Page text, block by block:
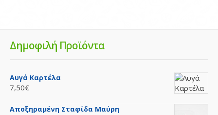
Δημοφιλή Προϊόντα
Αυγά Καρτέλα
7,50€
Αποξηραμένη Σταφίδα Μαύρη